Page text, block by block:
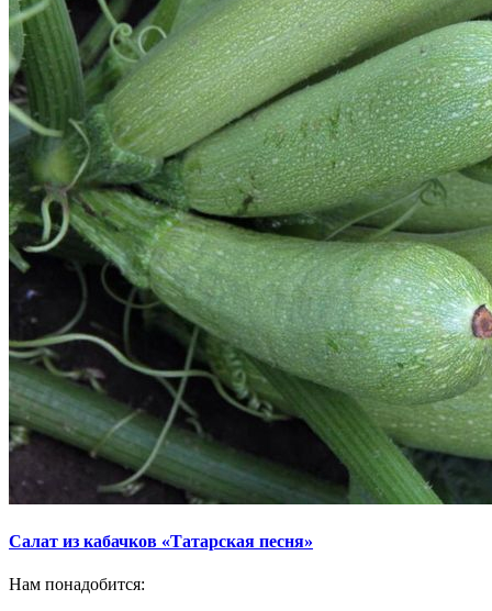
Салат из кабачков «Татарская песня»
Нам понадобится: